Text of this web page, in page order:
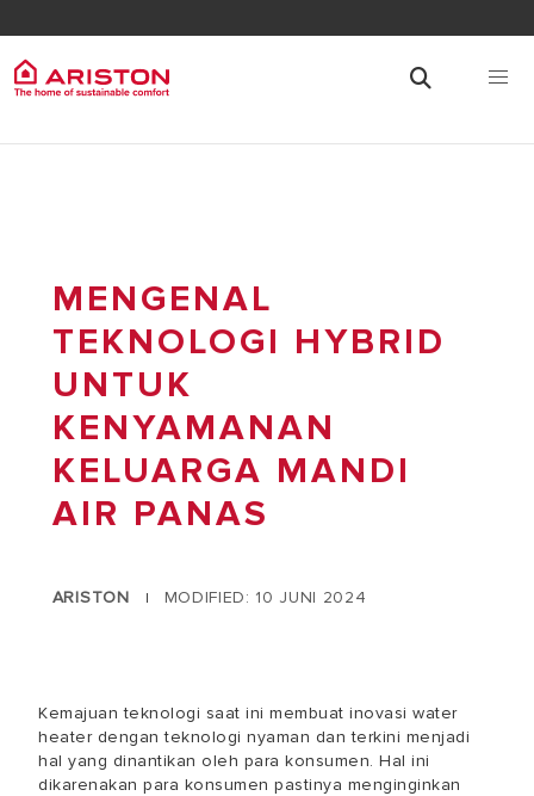
MENGENAL
TEKNOLOGI HYBRID
UNTUK
KENYAMANAN
KELUARGA MANDI
AIR PANAS
ARISTON | MODIFIED: 10 JUNI 2024
Kemajuan teknologi saat ini membuat inovasi water
heater dengan teknologi nyaman dan terkini menjadi
hal yang dinantikan oleh para konsumen. Hal ini
dikarenakan para konsumen pastinya menginginkan